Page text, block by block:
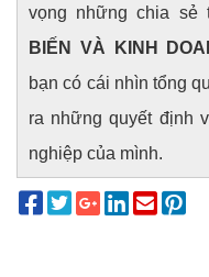
vọng những chia sẻ
BIẾN VÀ KINH
bạn có cái nhìn tổng
ra những quyết định
nghiệp của mình.